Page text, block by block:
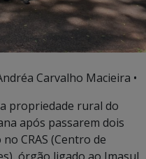
Carvalho Macieira •
propriedade rural do
após passarem dois
CRAS (Centro de